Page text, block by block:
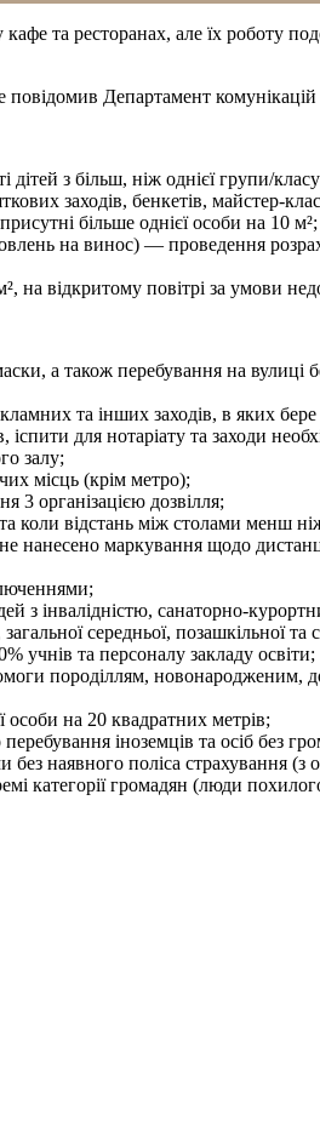
та ресторанах, але їх роботу
Департамент комунікацій
з більш, ніж однієї групи/
заходів, бенкетів, майстер-
більше однієї особи на 10 м²;
на винос) — проведення
на відкритому повітрі за умови
а також перебування на вулиці
та інших заходів, в яких
для нотаріату та заходи
залу;
місць (крім метро);
3 організацією дозвілля;
коли відстань між столами менш
нанесено маркування щодо
з інвалідністю, санаторно-
середньої, позашкільної та
учнів та персоналу закладу освіти;
породіллям,
особи на 20 квадратних метрів;
іноземців та осіб без
наявного поліса страхування
категорії громадян (люди